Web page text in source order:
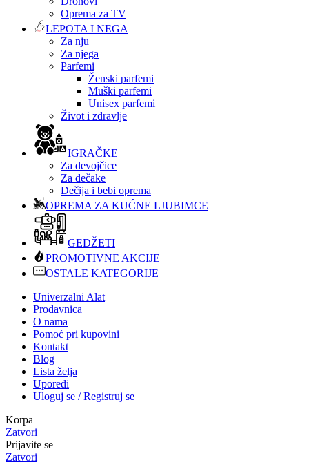
Oprema za TV
LEPOTA I NEGA
Za nju
Za njega
Parfemi
Ženski parfemi
Muški parfemi
Unisex parfemi
Život i zdravlje
IGRAČKE
Za devojčice
Za dečake
Dečija i bebi oprema
OPREMA ZA KUĆNE LJUBIMCE
GEDŽETI
PROMOTIVNE AKCIJE
OSTALE KATEGORIJE
Univerzalni Alat
Prodavnica
O nama
Pomoć pri kupovini
Kontakt
Blog
Lista želja
Uporedi
Uloguj se / Registruj se
Korpa
Zatvori
Prijavite se
Zatvori